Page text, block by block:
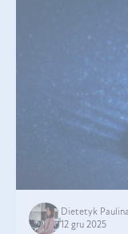
Dietetyk
12 gru 2025